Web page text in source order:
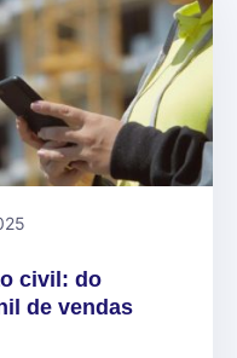
civil: do
de vendas